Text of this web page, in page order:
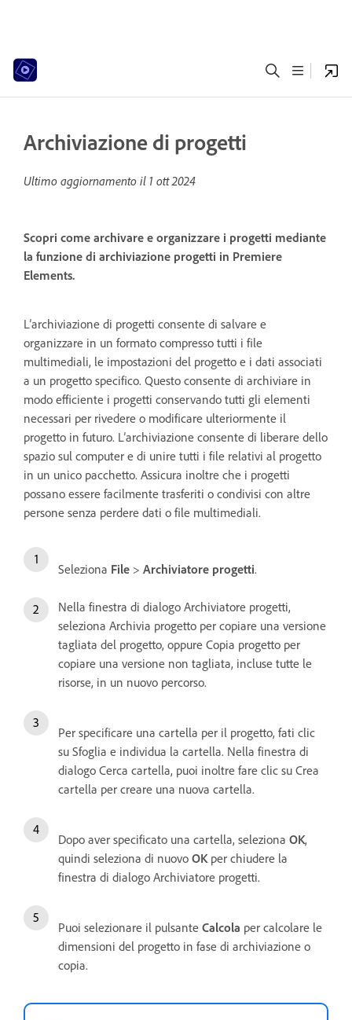
Archiviazione di progetti
Ultimo aggiornamento il 1 ott 2024
Scopri come archivare e organizzare i progetti mediante
la funzione di archiviazione progetti in Premiere
Elements.
L’archiviazione di progetti consente di salvare e
organizzare in un formato compresso tutti i file
multimediali, le impostazioni del progetto e i dati associati
a un progetto specifico. Questo consente di archiviare in
modo efficiente i progetti conservando tutti gli elementi
necessari per rivedere o modificare ulteriormente il
progetto in futuro. L’archiviazione consente di liberare dello
spazio sul computer e di unire tutti i file relativi al progetto
in un unico pacchetto. Assicura inoltre che i progetti
possano essere facilmente trasferiti o condivisi con altre
persone senza perdere dati o file multimediali.
Seleziona File > Archiviatore progetti.
Nella finestra di dialogo Archiviatore progetti,
seleziona Archivia progetto per copiare una versione
tagliata del progetto, oppure Copia progetto per
copiare una versione non tagliata, incluse tutte le
risorse, in un nuovo percorso.
Per specificare una cartella per il progetto, fati clic
su Sfoglia e individua la cartella. Nella finestra di
dialogo Cerca cartella, puoi inoltre fare clic su Crea
cartella per creare una nuova cartella.
Dopo aver specificato una cartella, seleziona OK,
quindi seleziona di nuovo OK per chiudere la
finestra di dialogo Archiviatore progetti.
Puoi selezionare il pulsante Calcola per calcolare le
dimensioni del progetto in fase di archiviazione o
copia.